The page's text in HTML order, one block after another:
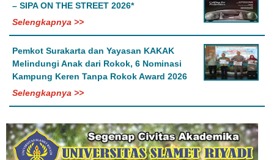
– SIPA ON THE STREET 2026*
Selengkapnya >>
Pemkot Surakarta dan Yayasan KAKAK
Melindungi Anak dari Rokok, 6 Nominasi
Kampung Keren Tanpa Rokok Award 2026
Selengkapnya >>